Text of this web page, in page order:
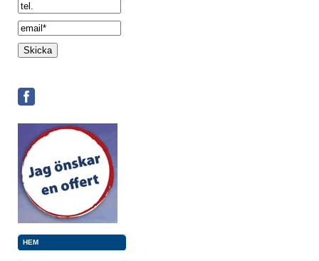
Spamcheck:
HEM